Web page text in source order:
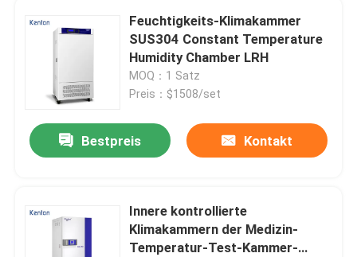
Feuchtigkeits-Klimakammer
SUS304 Constant Temperature
Humidity Chamber LRH
MOQ：1 Satz
Preis：$1508/set
Bestpreis Kontakt
Innere kontrollierte
Klimakammern der Medizin-
Temperatur-Test-Kammer-